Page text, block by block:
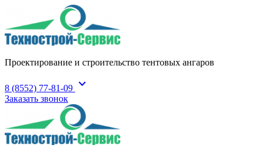
Проектирование и строительство тентовых ангаров
8 (8552) 77-81-09 expand_more
Заказать звонок